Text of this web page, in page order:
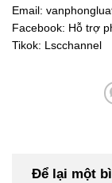
Email:
Facebook: Hỗ trợ
Tikok: Lscchannel
Để lại một